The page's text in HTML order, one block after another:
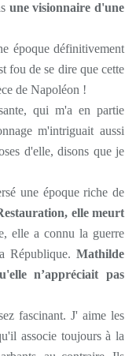
une visionnaire d'une
époque définitivement
fou de se dire que cette
de Napoléon !
qui m'a en partie
m'intriguait aussi
d'elle, disons que je
une époque riche de
elle meurt
elle a connu la guerre
République. Mathilde
n’appréciait pas
fascinant. J' aime les
associe toujours à la